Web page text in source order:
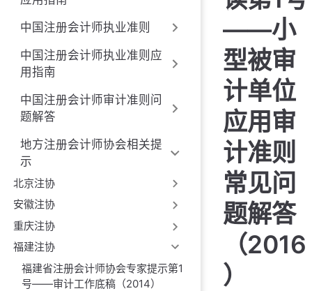
中国注册会计师执业准则
中国注册会计师执业准则应
用指南
中国注册会计师审计准则问
题解答
地方注册会计师协会相关提
示
北京注协
安徽注协
重庆注协
福建注协
福建省注册会计师协会专家提示第1
号——审计工作底稿（2014）
——小
型被审
计单位
应用审
计准则
常见问
题解答
（2016
）